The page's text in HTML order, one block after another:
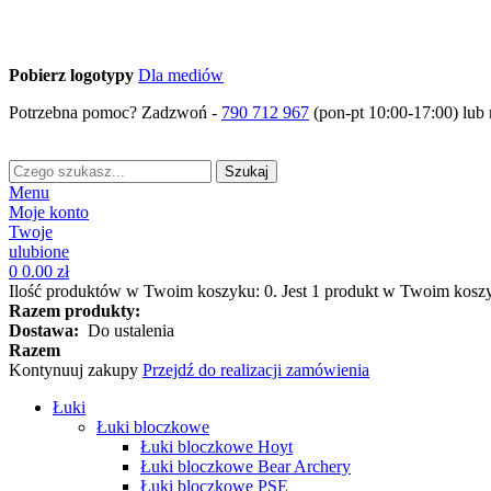
Pobierz logotypy Dla mediów
Potrzebna pomoc? Zadzwoń - 790 712 967 (pon-pt 10:00-17:00) lub
Szukaj
Menu
Moje konto
Twoje
ulubione
0 0.00 zł
Ilość produktów w Twoim koszyku: 0. Jest 1 produkt w Twoim
Razem produkty:
Dostawa: Do ustalenia
Razem
Kontynuuj zakupy Przejdź do realizacji zamówienia
Łuki
Łuki bloczkowe
Łuki bloczkowe Hoyt
Łuki bloczkowe Bear Archery
Łuki bloczkowe PSE